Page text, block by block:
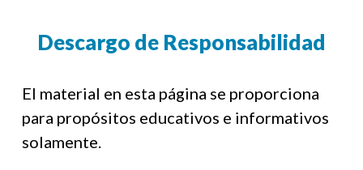
Descargo de Responsabilidad
El material en esta página se proporciona
para propósitos educativos e informativos
solamente.